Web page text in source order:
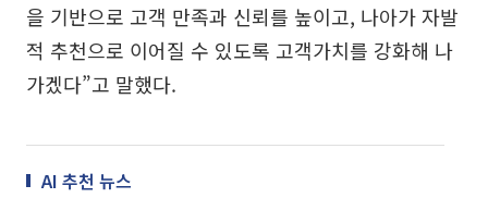
을 기반으로 고객 만족과 신뢰를 높이고, 나아가 자발
적 추천으로 이어질 수 있도록 고객가치를 강화해 나
가겠다”고 말했다.
AI 추천 뉴스